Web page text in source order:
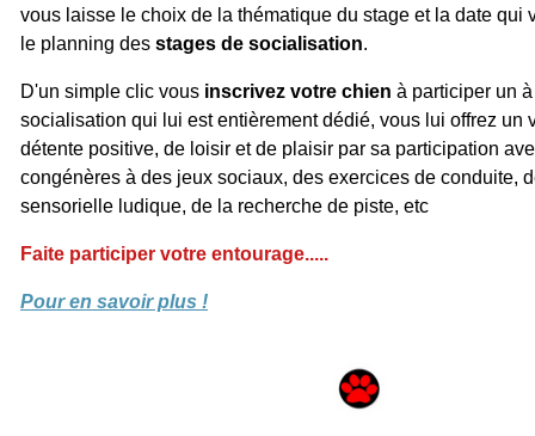
vous laisse le choix de la thématique du stage et la date qui
le planning des stages de socialisation.
D'un simple clic vous inscrivez votre chien à participer un
socialisation qui lui est entièrement dédié, vous lui offrez un
détente positive, de loisir et de plaisir par sa participation
congénères à des jeux sociaux, des exercices de conduite,
sensorielle ludique, de la recherche de piste, etc
Faite participer votre entourage.....
Pour en savoir plus !